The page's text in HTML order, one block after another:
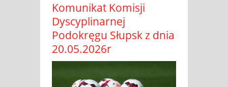
Komunikat Komisji
Dyscyplinarnej
Podokręgu Słupsk z dnia
20.05.2026r